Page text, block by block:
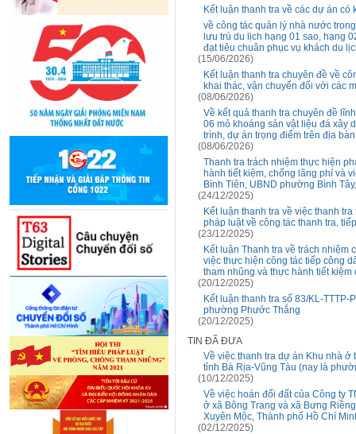
Kết luận thanh tra về các dự án
về công tác quản lý nhà nước
lưu trú du lịch hạng 01 sao, hạng
đạt tiêu chuân phục vụ khách du
(15/06/2026)
Kết luận thanh tra chuyên đề về
khai thác, vận chuyển đối với các
(08/06/2026)
Về kết quả thanh tra chuyên đề
06 mỏ khoáng sản vật liệu đá xây
trình, dự án trọng điểm trên địa
(08/06/2026)
Thanh tra trách nhiệm thực hiện
hành tiết kiệm, chống lãng phí và
Bình Tiên, UBND phường Bình
(24/12/2025)
Kết luận thanh tra về việc thanh
pháp luật về công tác thanh tra,
(23/12/2025)
Kết luận Thanh tra về trách nhiệm
việc thực hiện công tác tiếp công
tham nhũng và thực hành tiết
(20/12/2025)
Kết luận thanh tra số 83/KL-
phường Phước Thắng
(20/12/2025)
TIN ĐÃ ĐƯA
Về việc thanh tra dự án Khu nhà ở
tỉnh Bà Rịa-Vũng Tàu (nay là
(10/12/2025)
Về việc hoán đổi đất của Công ty
ở xã Bông Trang và xã Bưng
Xuyên Mộc, Thành phố Hồ Chí
(02/12/2025)